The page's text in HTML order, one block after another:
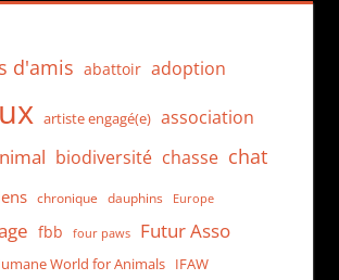
d'amis abattoir adoption
artiste engagé(e) association
biodiversité chasse chat
chronique dauphins Europe
fbb four paws Futur Asso
World for Animals IFAW